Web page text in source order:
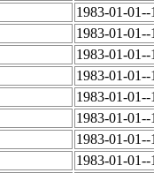
1983-01-
1983-01-
1983-01-
1983-01-
1983-01-
1983-01-
1983-01-
1983-01-